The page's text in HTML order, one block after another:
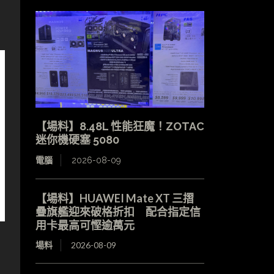
【場料】8.48L 性能狂魔！ZOTAC
迷你機硬塞 5080
電腦 2026-08-09
【場料】HUAWEI Mate XT 三摺
疊旗艦迎來破格折扣 配合指定信
用卡最高可慳逾萬元
場料 2026-08-09